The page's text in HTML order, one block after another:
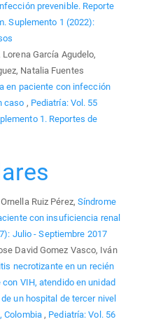
prevenible. Reporte
Suplemento 1 (2022):
García Agudelo,
Natalia Fuentes
en paciente con infección
caso , Pediatría: Vol. 55
1. Reportes de
Ruiz Pérez, Síndrome
con insuficiencia renal
Julio - Septiembre 2017
David Gomez Vasco, Iván
necrotizante en un recién
VIH, atendido en unidad
un hospital de tercer nivel
Colombia , Pediatría: Vol. 56